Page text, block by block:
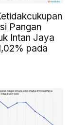
Pangan
Intan Jaya
pada